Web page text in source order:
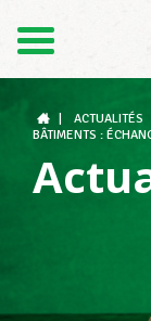
Le LCGB
ACTUALITÉS
BÂTIMENTS :